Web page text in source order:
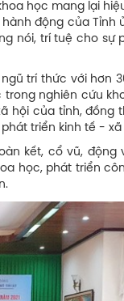
học mang lại
động của Tỉnh
nói, trí tuệ cho sự
trí thức với hơn
nghiên cứu
hội của tỉnh, đồng
triển kinh tế -
kết, cổ vũ, động
học, phát triển